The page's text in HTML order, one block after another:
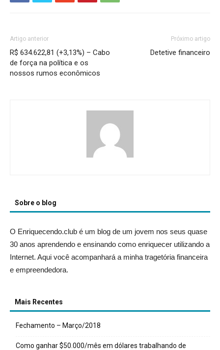
Artigo anterior
R$ 634.622,81 (+3,13%) – Cabo
de força na política e os
nossos rumos econômicos
Próximo artigo
Detetive financeiro
Sobre o blog
O Enriquecendo.club é um blog de um jovem nos seus quase
30 anos aprendendo e ensinando como enriquecer utilizando a
Internet. Aqui você acompanhará a minha tragetória financeira
e empreendedora.
Mais Recentes
Fechamento – Março/2018
Como ganhar $50.000/mês em dólares trabalhando de